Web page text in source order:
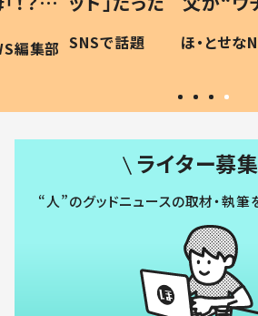
編集部
作り続ける理由とは #
#令和の子
SNSで話題 ほ・とせな
ライター募集
“人”のグッドニュースの取材・執筆